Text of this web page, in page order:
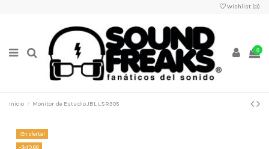
Wishlist (0)
0
Inicio Monitor de Estudio JBL LSR305
¡En oferta!
-$49,66